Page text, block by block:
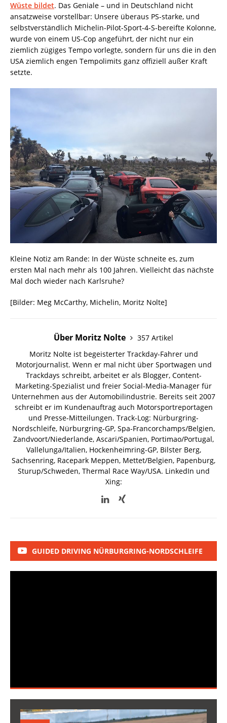
Wüste bildet. Das Geniale – und in Deutschland nicht
ansatzweise vorstellbar: Unsere überaus PS-starke, und
selbstverständlich Michelin-Pilot-Sport-4-S-bereifte Kolonne,
wurde von einem US-Cop angeführt, der nicht nur ein
ziemlich zügiges Tempo vorlegte, sondern für uns die in den
USA ziemlich engen Tempolimits ganz offiziell außer Kraft
setzte.
Kleine Notiz am Rande: In der Wüste schneite es, zum
ersten Mal nach mehr als 100 Jahren. Vielleicht das nächste
Mal doch wieder nach Karlsruhe?
[Bilder: Meg McCarthy, Michelin, Moritz Nolte]
Über Moritz Nolte
357 Artikel
Moritz Nolte ist begeisterter Trackday-Fahrer und
Motorjournalist. Wenn er mal nicht über Sportwagen und
Trackdays schreibt, arbeitet er als Blogger, Content-
Marketing-Spezialist und freier Social-Media-Manager für
Unternehmen aus der Automobilindustrie. Bereits seit 2007
schreibt er im Kundenauftrag auch Motorsportreportagen
und Presse-Mitteilungen. Track-Log: Nürburgring-
Nordschleife, Nürburgring-GP, Spa-Francorchamps/Belgien,
Zandvoort/Niederlande, Ascari/Spanien, Portimao/Portugal,
Vallelunga/Italien, Hockenheimring-GP, Bilster Berg,
Sachsenring, Racepark Meppen, Mettet/Belgien, Papenburg,
Sturup/Schweden, Thermal Race Way/USA. LinkedIn und
Xing:
GUIDED DRIVING NÜRBURGRING-NORDSCHLEIFE